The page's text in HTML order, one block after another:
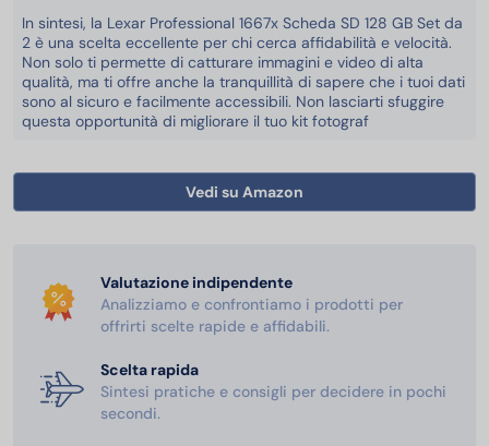
In sintesi, la Lexar Professional 1667x Scheda SD 128 GB Set da
2 è una scelta eccellente per chi cerca affidabilità e velocità.
Non solo ti permette di catturare immagini e video di alta
qualità, ma ti offre anche la tranquillità di sapere che i tuoi dati
sono al sicuro e facilmente accessibili. Non lasciarti sfuggire
questa opportunità di migliorare il tuo kit fotograf
Vedi su Amazon
Valutazione indipendente
Analizziamo e confrontiamo i prodotti per
offrirti scelte rapide e affidabili.
Scelta rapida
Sintesi pratiche e consigli per decidere in pochi
secondi.